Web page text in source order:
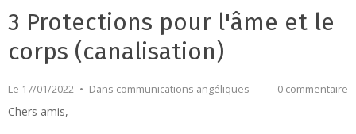
3 Protections pour l'âme et le
corps (canalisation)
Le 17/01/2022 Dans communications angéliques 0 commentaire
Chers amis,